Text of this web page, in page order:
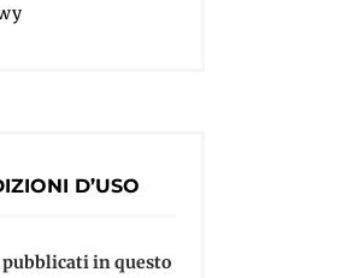
D’USO
in questo